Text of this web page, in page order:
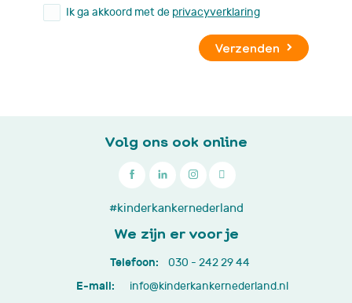
Ik ga akkoord met de privacyverklaring
Verzenden
Volg ons ook online

242
29
44
#kinderkankernederland
We zijn er voor je
Telefoon:
030 - 242 29 44
E-mail:
info@kinderkankernederland.nl